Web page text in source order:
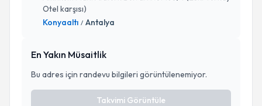
Otel karşısı)
Konyaaltı / Antalya
En Yakın Müsaitlik
Bu adres için randevu bilgileri görüntülenemiyor.
Takvimi Görüntüle